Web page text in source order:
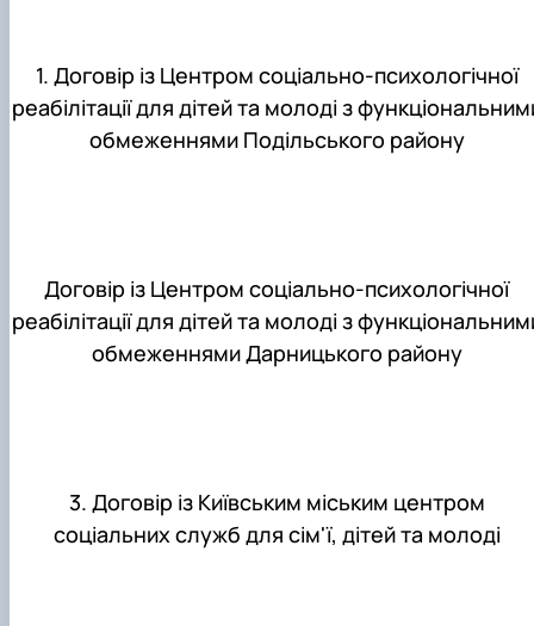
1. Договір із Центром соціально-психологічної
реабілітації для дітей та молоді з
обмеженнями Подільського району
Договір із Центром соціально-психологічної
реабілітації для дітей та молоді з
обмеженнями Дарницького району
3. Договір із Київським міським центром
соціальних служб для сім'ї, дітей та молоді